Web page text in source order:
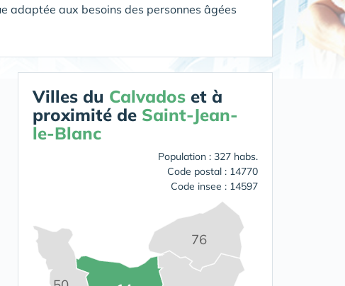
adaptée aux besoins des personnes âgées
Villes du Calvados et à
proximité de Saint-Jean-
le-Blanc
Population : 327 habs.
Code postal : 14770
Code insee : 14597
76